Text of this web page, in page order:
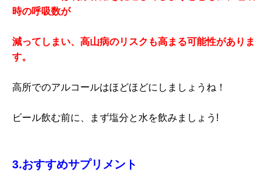
時の呼吸数が
減ってしまい、高山病のリスクも高まる可能性がありま
す。
高所でのアルコールはほどほどにしましょうね！
ビール飲む前に、まず塩分と水を飲みましょう!
3.おすすめサプリメント